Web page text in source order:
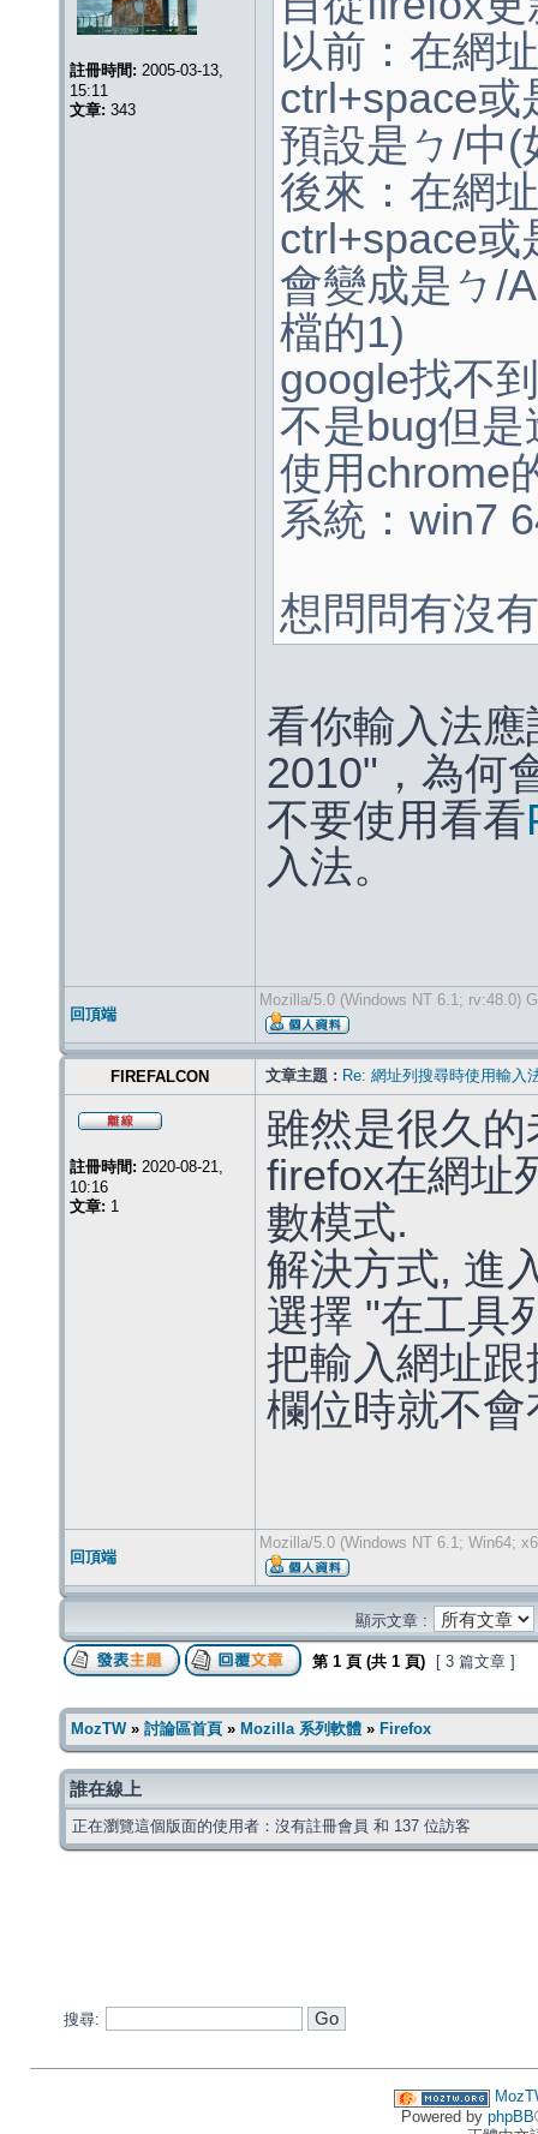
註冊時間: 2005-03-13,
15:11
文章: 343
以前：在網
ctrl+space或
預設是ㄅ/中(
後來：在網
ctrl+space或
會變成是ㄅ/
檔的1)
google找不
不是bug但
使用chrome
系統：win7
想問問有沒
看你輸入法
2010"，為何
不要使用看看
入法。
回頂端
Mozilla/5.0 (Windows NT 6.1; rv:48.0)
FIREFALCON 文章主題 : Re: 網址列搜尋時使用輸入
註冊時間: 2020-08-21,
10:16
文章: 1
雖然是很久
firefox在網址
數模式.
解決方式, 進
選擇 "在工具
把輸入網址
欄位時就不
回頂端
Mozilla/5.0 (Windows NT 6.1; Win64;
顯示文章 :
第 1 頁 (共 1 頁) [ 3 篇文章 ]
MozTW» 討論區首頁 » Mozilla 系列軟體 » Firefox
誰在線上
正在瀏覽這個版面的使用者：沒有註冊會員 和 137 位訪客
搜尋:
Powered by phpBB